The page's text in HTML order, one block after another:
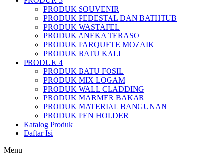
PRODUK SOUVENIR
PRODUK PEDESTAL DAN BATHTUB
PRODUK WASTAFEL
PRODUK ANEKA TERASO
PRODUK PARQUETE MOZAIK
PRODUK BATU KALI
PRODUK 4
PRODUK BATU FOSIL
PRODUK MIX LOGAM
PRODUK WALL CLADDING
PRODUK MARMER BAKAR
PRODUK MATERIAL BANGUNAN
PRODUK PEN HOLDER
Katalog Produk
Daftar Isi
Menu